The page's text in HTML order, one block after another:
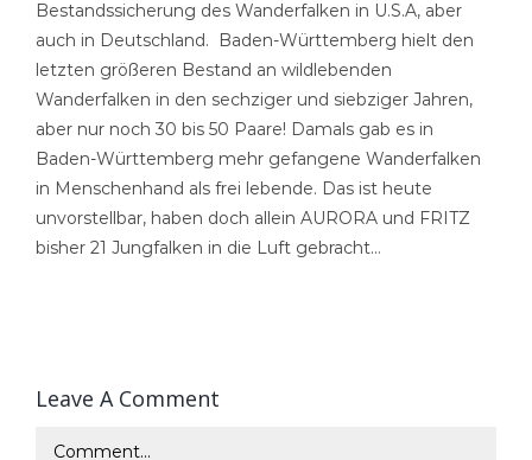
Bestandssicherung des Wanderfalken in U.S.A, aber
auch in Deutschland. Baden-Württemberg hielt den
letzten größeren Bestand an wildlebenden
Wanderfalken in den sechziger und siebziger Jahren,
aber nur noch 30 bis 50 Paare! Damals gab es in
Baden-Württemberg mehr gefangene Wanderfalken
in Menschenhand als frei lebende. Das ist heute
unvorstellbar, haben doch allein AURORA und FRITZ
bisher 21 Jungfalken in die Luft gebracht…
Leave A Comment
Comment